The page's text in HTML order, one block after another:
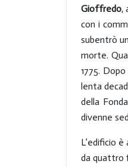
Gioffredo,
con i
subentrò
morte.
1775.
lenta
della
divenne
L’edificio
da quattro